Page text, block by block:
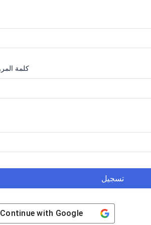
كلمة
تسجيل
Continue with Google